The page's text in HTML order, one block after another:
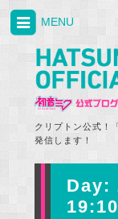
クリプトン公式！
発信します！
MENU
Day:
19:10